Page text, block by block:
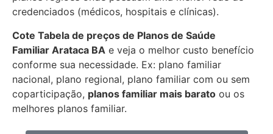
credenciados (médicos, hospitais e clínicas).
Cote Tabela de preços de Planos de Saúde
Familiar Arataca BA e veja o melhor custo benefício
conforme sua necessidade. Ex: plano familiar
nacional, plano regional, plano familiar com ou sem
coparticipação, planos familiar mais barato ou os
melhores planos familiar.